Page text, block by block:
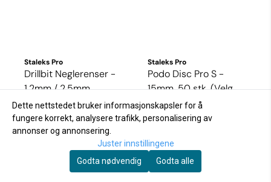
Staleks Pro
Drillbit Neglerenser -
1,2mm / 2,5mm
259,-
Kjøp
Staleks Pro
Podo Disc Pro S -
15mm, 50 stk. (Velg
korning)
41,- 59,-
På lager
Dette nettstedet bruker informasjonskapsler for å
fungere korrekt, analysere trafikk, personalisering av
annonser og annonsering.
Juster innstillingene
Godta nødvendig
Godta alle